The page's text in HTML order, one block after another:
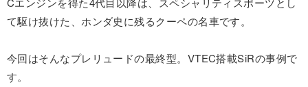
て駆け抜けた、ホンダ史に残るクーペの名車です。
今回はそんなプレリュードの最終型。VTEC搭載SiRの事例で
す。